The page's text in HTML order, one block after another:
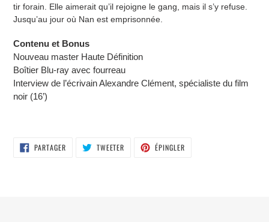
tir forain. Elle aimerait qu’il rejoigne le gang, mais il s’y refuse.
Jusqu’au jour où Nan est emprisonnée.
Contenu et Bonus
Nouveau master Haute Définition
Boîtier Blu-ray avec fourreau
Interview de l’écrivain Alexandre Clément, spécialiste du film
noir (16’)
PARTAGERPARTAGER
SUR
TWEETER TWEETER ÉPINGLER